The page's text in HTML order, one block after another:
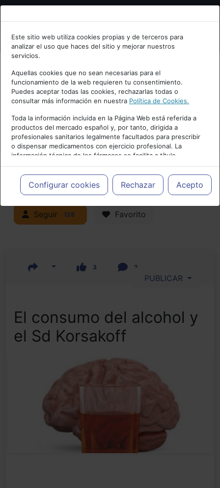
Bienvenid@ a psiquiatria.com
Escribe tu Email
Accede o regístrate con tu email.
Cancelar
Este sitio web utiliza cookies propias y de terceros para
analizar el uso que haces del sitio y mejorar nuestros
servicios.
Aquellas cookies que no sean necesarias para el
funcionamiento de la web requieren tu consentimiento.
Puedes aceptar todas las cookies, rechazarlas todas o
consultar más información en nuestra Política de Cookies.
Toda la información incluida en la Página Web está referida a
productos del mercado español y, por tanto, dirigida a
profesionales sanitarios legalmente facultados para prescribir
o dispensar medicamentos con ejercicio profesional. La
información técnica de los fármacos se facilita a título
meramente informativo, siendo responsabilidad de los
profesionales facultados prescribir medicamentos y decidir, en
cada caso concreto, el tratamiento más adecuado a las
necesidades del paciente.
Configurar cookies Rechazar Acepto
Actualidad y Artículos|Adicciones y
trastornos por consumo
Seguir 128 Favorito
3 2
PUBLICAR
El consumo del alcohol y
el Sd Korsakoff